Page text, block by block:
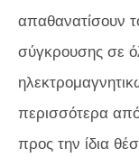
απαθανατίσουν
σύγκρουσης σε
περισσότερα
προς την ίδια